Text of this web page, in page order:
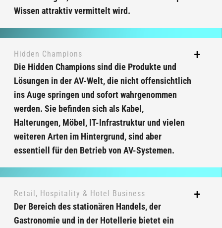
Wissen attraktiv vermittelt wird.
Hidden Champions
Die Hidden Champions sind die Produkte und
Lösungen in der AV-Welt, die nicht offensichtlich
ins Auge springen und sofort wahrgenommen
werden. Sie befinden sich als Kabel,
Halterungen, Möbel, IT-Infrastruktur und vielen
weiteren Arten im Hintergrund, sind aber
essentiell für den Betrieb von AV-Systemen.
Retail, Hospitality & Hotel Business
Der Bereich des stationären Handels, der
Gastronomie und in der Hotellerie bietet ein